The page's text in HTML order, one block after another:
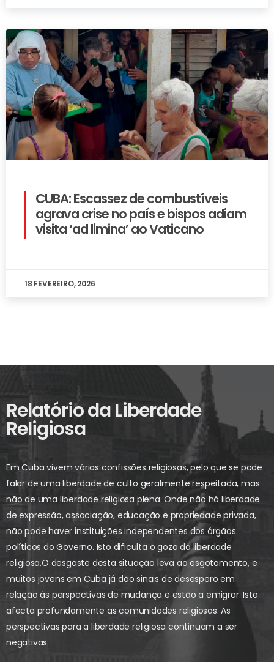
CUBA: Escassez de combustíveis
agrava crise no país e bispos adiam
visita ‘ad limina’ ao Vaticano
18 FEVEREIRO, 2026
Relatório da Liberdade
Religiosa
Em Cuba vivem várias confissões religiosas, pelo que se pode
falar de uma liberdade de culto geralmente respeitada, mas
não de uma liberdade religiosa plena. Onde não há liberdade
de expressão, associação, educação e propriedade privada,
não pode haver instituições independentes dos órgãos
políticos do Governo. Isto dificulta o gozo da liberdade
religiosa.O desgaste desta situação leva ao esgotamento, e
muitos jovens em Cuba já dão sinais de desespero em
relação às perspectivas de mudança e estão a emigrar. Isto
afecta profundamente as comunidades religiosas. As
perspectivas para a liberdade religiosa continuam a ser
negativas.